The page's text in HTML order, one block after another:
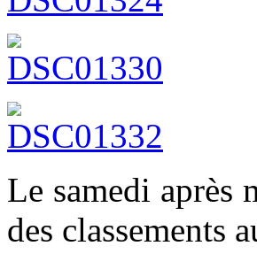
Le samedi après
des classements